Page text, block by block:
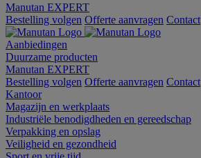
Manutan EXPERT
Bestelling volgen Offerte aanvragen Contact
Aanbiedingen
Duurzame producten
Manutan EXPERT
Bestelling volgen Offerte aanvragen Contact
Kantoor
Magazijn en werkplaats
Industriële benodigdheden en gereedschap
Verpakking en opslag
Veiligheid en gezondheid